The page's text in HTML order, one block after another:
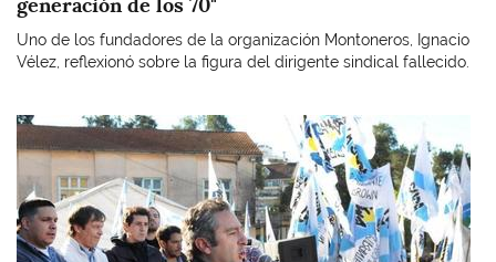
Uno de los fundadores de la organización Montoneros, Ignacio
Vélez, reflexionó sobre la figura del dirigente sindical fallecido.
Imagen